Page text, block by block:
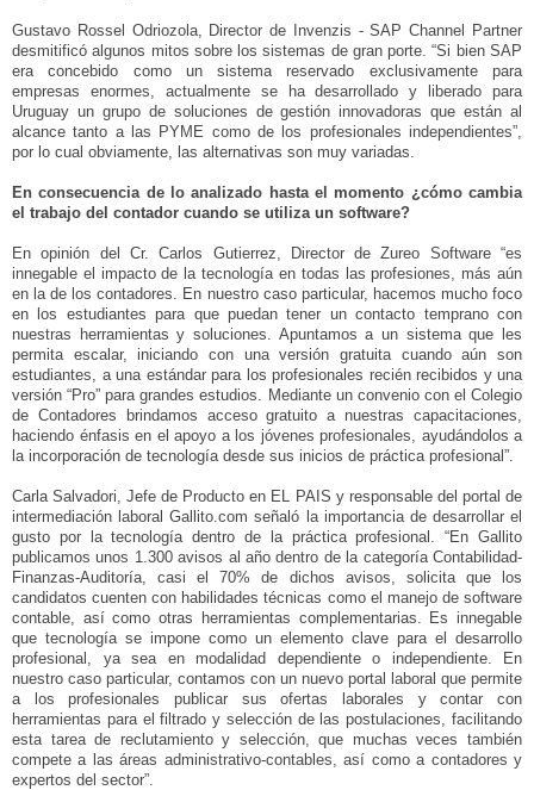
Gustavo Rossel Odriozola, Director de Invenzis - SAP Channel Partner
desmitificó algunos mitos sobre los sistemas de gran porte. “Si bien SAP
era concebido como un sistema reservado exclusivamente para
empresas enormes, actualmente se ha desarrollado y liberado para
Uruguay un grupo de soluciones de gestión innovadoras que están al
alcance tanto a las PYME como de los profesionales independientes”,
por lo cual obviamente, las alternativas son muy variadas.
En consecuencia de lo analizado hasta el momento ¿cómo cambia
el trabajo del contador cuando se utiliza un software?
En opinión del Cr. Carlos Gutierrez, Director de Zureo Software “es
innegable el impacto de la tecnología en todas las profesiones, más aún
en la de los contadores. En nuestro caso particular, hacemos mucho foco
en los estudiantes para que puedan tener un contacto temprano con
nuestras herramientas y soluciones. Apuntamos a un sistema que les
permita escalar, iniciando con una versión gratuita cuando aún son
estudiantes, a una estándar para los profesionales recién recibidos y una
versión “Pro” para grandes estudios. Mediante un convenio con el Colegio
de Contadores brindamos acceso gratuito a nuestras capacitaciones,
haciendo énfasis en el apoyo a los jóvenes profesionales, ayudándolos a
la incorporación de tecnología desde sus inicios de práctica profesional”.
Carla Salvadori, Jefe de Producto en EL PAIS y responsable del portal de
intermediación laboral Gallito.com señaló la importancia de desarrollar el
gusto por la tecnología dentro de la práctica profesional. “En Gallito
publicamos unos 1.300 avisos al año dentro de la categoría Contabilidad-
Finanzas-Auditoría, casi el 70% de dichos avisos, solicita que los
candidatos cuenten con habilidades técnicas como el manejo de software
contable, así como otras herramientas complementarias. Es innegable
que tecnología se impone como un elemento clave para el desarrollo
profesional, ya sea en modalidad dependiente o independiente. En
nuestro caso particular, contamos con un nuevo portal laboral que permite
a los profesionales publicar sus ofertas laborales y contar con
herramientas para el filtrado y selección de las postulaciones, facilitando
esta tarea de reclutamiento y selección, que muchas veces también
compete a las áreas administrativo-contables, así como a contadores y
expertos del sector”.